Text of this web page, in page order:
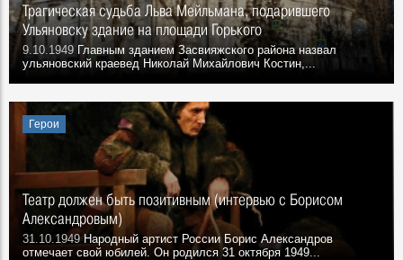
Трагическая судьба Льва Мейльмана, подарившего
Ульяновску здание на площади Горького
9.10.1949 Главным зданием Засвияжского района назвал
ульяновский краевед Николай Михайлович Костин,...
Герои
Театр должен быть позитивным (интервью с Борисом
Александровым)
31.10.1949Народный артист России Борис Александров
отмечает свой юбилей. Он родился 31 октября 1949...